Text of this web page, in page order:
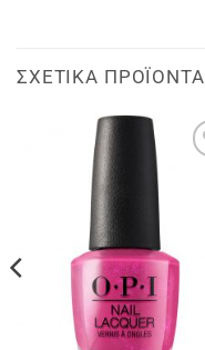
ΣΧΕΤΙΚΆ ΠΡΟΪΌΝΤΑ